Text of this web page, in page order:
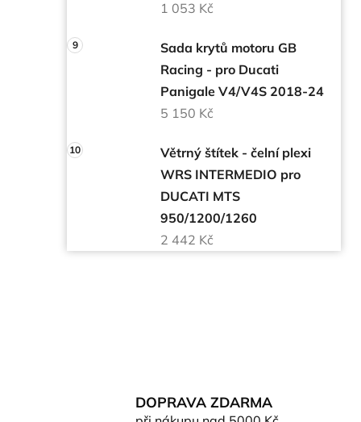
1 053 Kč
Sada krytů motoru GB
Racing - pro Ducati
Panigale V4/V4S 2018-24
5 150 Kč
Větrný štítek - čelní plexi
WRS INTERMEDIO pro
DUCATI MTS
950/1200/1260
2 442 Kč
DOPRAVA ZDARMA